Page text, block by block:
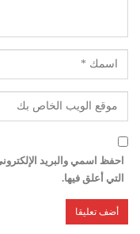
احفظ اسمي والبريد
التي أعلق فيها.